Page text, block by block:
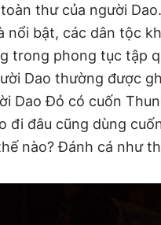
thư của người
nổi bật, các dân tộc
trong phong tục tập
Dao thường được
Dao Đỏ có cuốn
đi đâu cũng dùng
nào? Đánh cá như